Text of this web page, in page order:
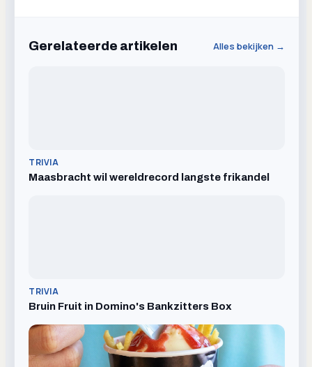
Gerelateerde artikelen Alles bekijken →
TRIVIA
Maasbracht wil wereldrecord langste frikandel
TRIVIA
Bruin Fruit in Domino's Bankzitters Box